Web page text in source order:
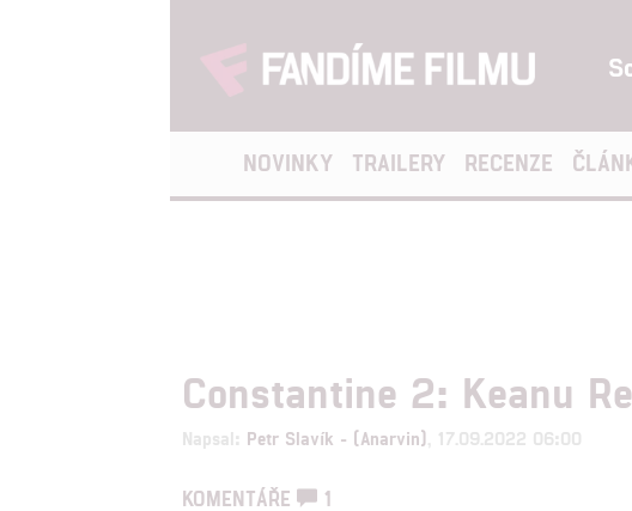
NOVINKY TRAILERY RECENZE
Constantine 2: Keanu
Napsal: Petr Slavík - (Anarvin) , 17.09.2022 06:00
KOMENTÁŘE
1